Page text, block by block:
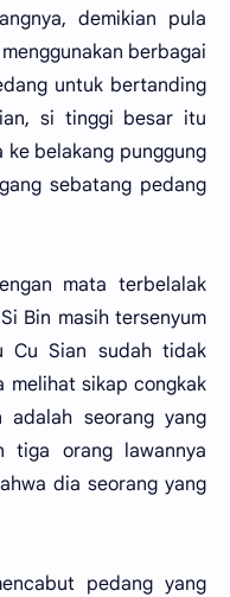
demikian pula
berbagai
untuk bertanding
si tinggi besar itu
ke belakang punggung
sebatang pedang
mata terbelalak
Bin masih tersenyum
Cu Sian sudah tidak
melihat sikap congkak
seorang yang
tiga orang lawannya
dia seorang yang
pedang yang